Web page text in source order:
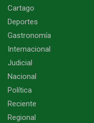
Cartago
Deportes
Gastronomía
Internacional
Judicial
Nacional
Política
Reciente
Regional